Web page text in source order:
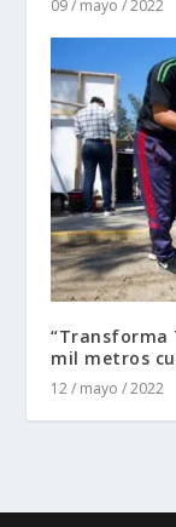
09 / mayo / 2022
“Transforma
mil metros
12 / mayo / 2022